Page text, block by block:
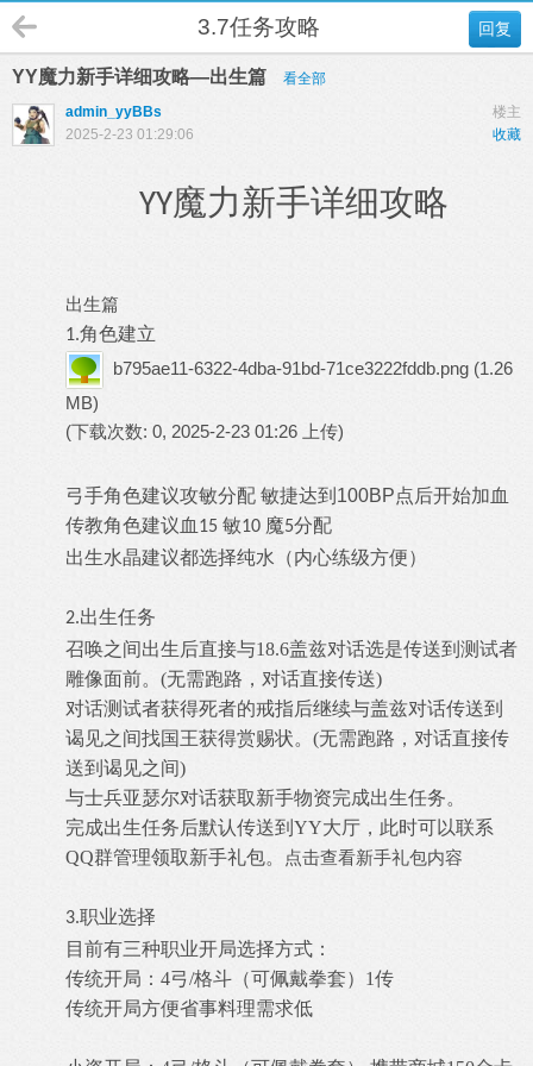
回复
3.7任务攻略
YY魔力新手详细攻略—出生篇
看全部
楼主
admin_yyBBs
收藏
2025-2-23 01:29:06
YY魔力新手详细攻略
出生篇
1.角色建立
b795ae11-6322-4dba-91bd-71ce3222fddb.png (1.26
MB)
(下载次数: 0, 2025-2-23 01:26 上传)
弓手角色建议攻敏分配 敏捷达到100BP点后开始加血
传教角色建议血 15 敏10 魔5分配
出生水晶建议都选择纯水（内心练级方便）
2.出生任务
召唤之间出生后直接与18.6盖兹对话选是传送到测试者
雕像面前。(无需跑路，对话直接传送)
对话测试者获得死者的戒指后继续与盖兹对话传送到
谒见之间找国王获得赏赐状。 (无需跑路，对话直接传
送到谒见之间)
与士兵亚瑟尔对话获取新手物资完成出生任务。
完成出生任务后默认传送到YY大厅，此时可以联系
QQ群管理领取新手礼包。
点击查看新手礼包内容
3.职业选择
目前有三种职业开局选择方式：
传统开局：4弓/格斗（可佩戴拳套）1传
传统开局方便省事料理需求低